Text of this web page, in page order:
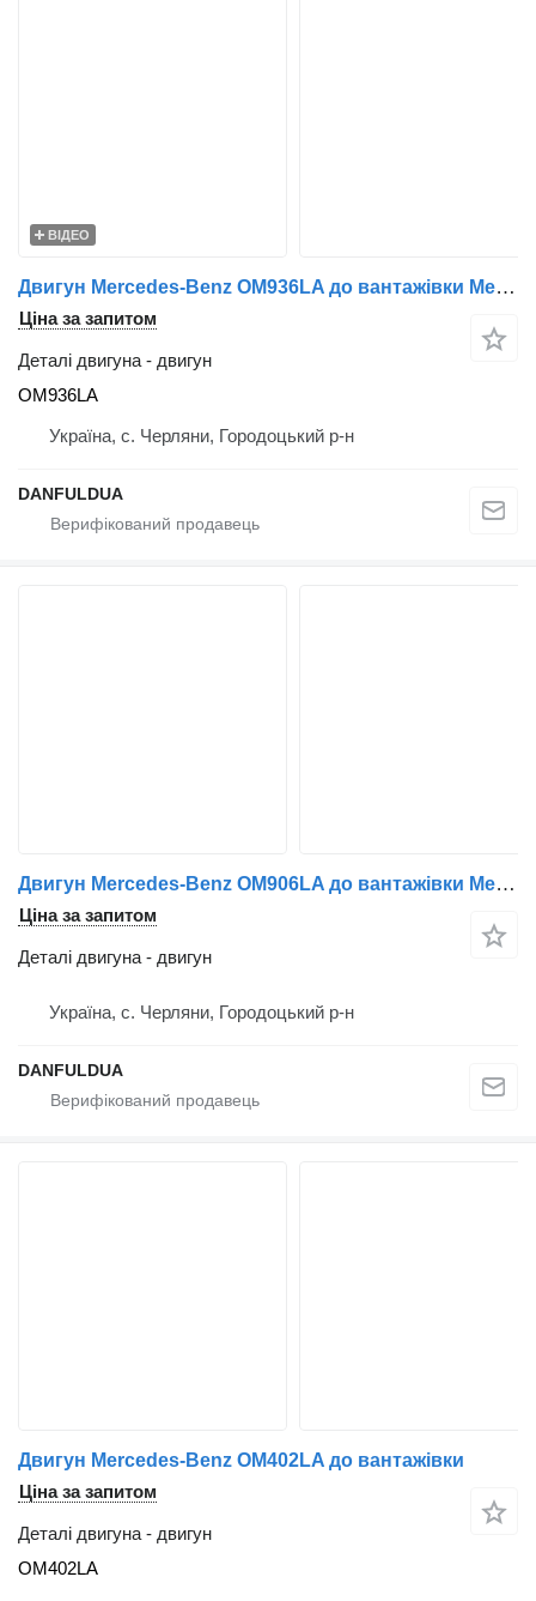
ВІДЕО
Двигун Mercedes-Benz OM936LA до вантажівки Mercedes-Benz
Ціна за запитом
Деталі двигуна - двигун
OM936LA
Україна, с. Черляни, Городоцький р-н
DANFULDUA
Двигун Mercedes-Benz OM906LA до вантажівки Mercedes-Benz
Ціна за запитом
Деталі двигуна - двигун
Україна, с. Черляни, Городоцький р-н
DANFULDUA
Двигун Mercedes-Benz OM402LA до вантажівки
Ціна за запитом
Деталі двигуна - двигун
OM402LA